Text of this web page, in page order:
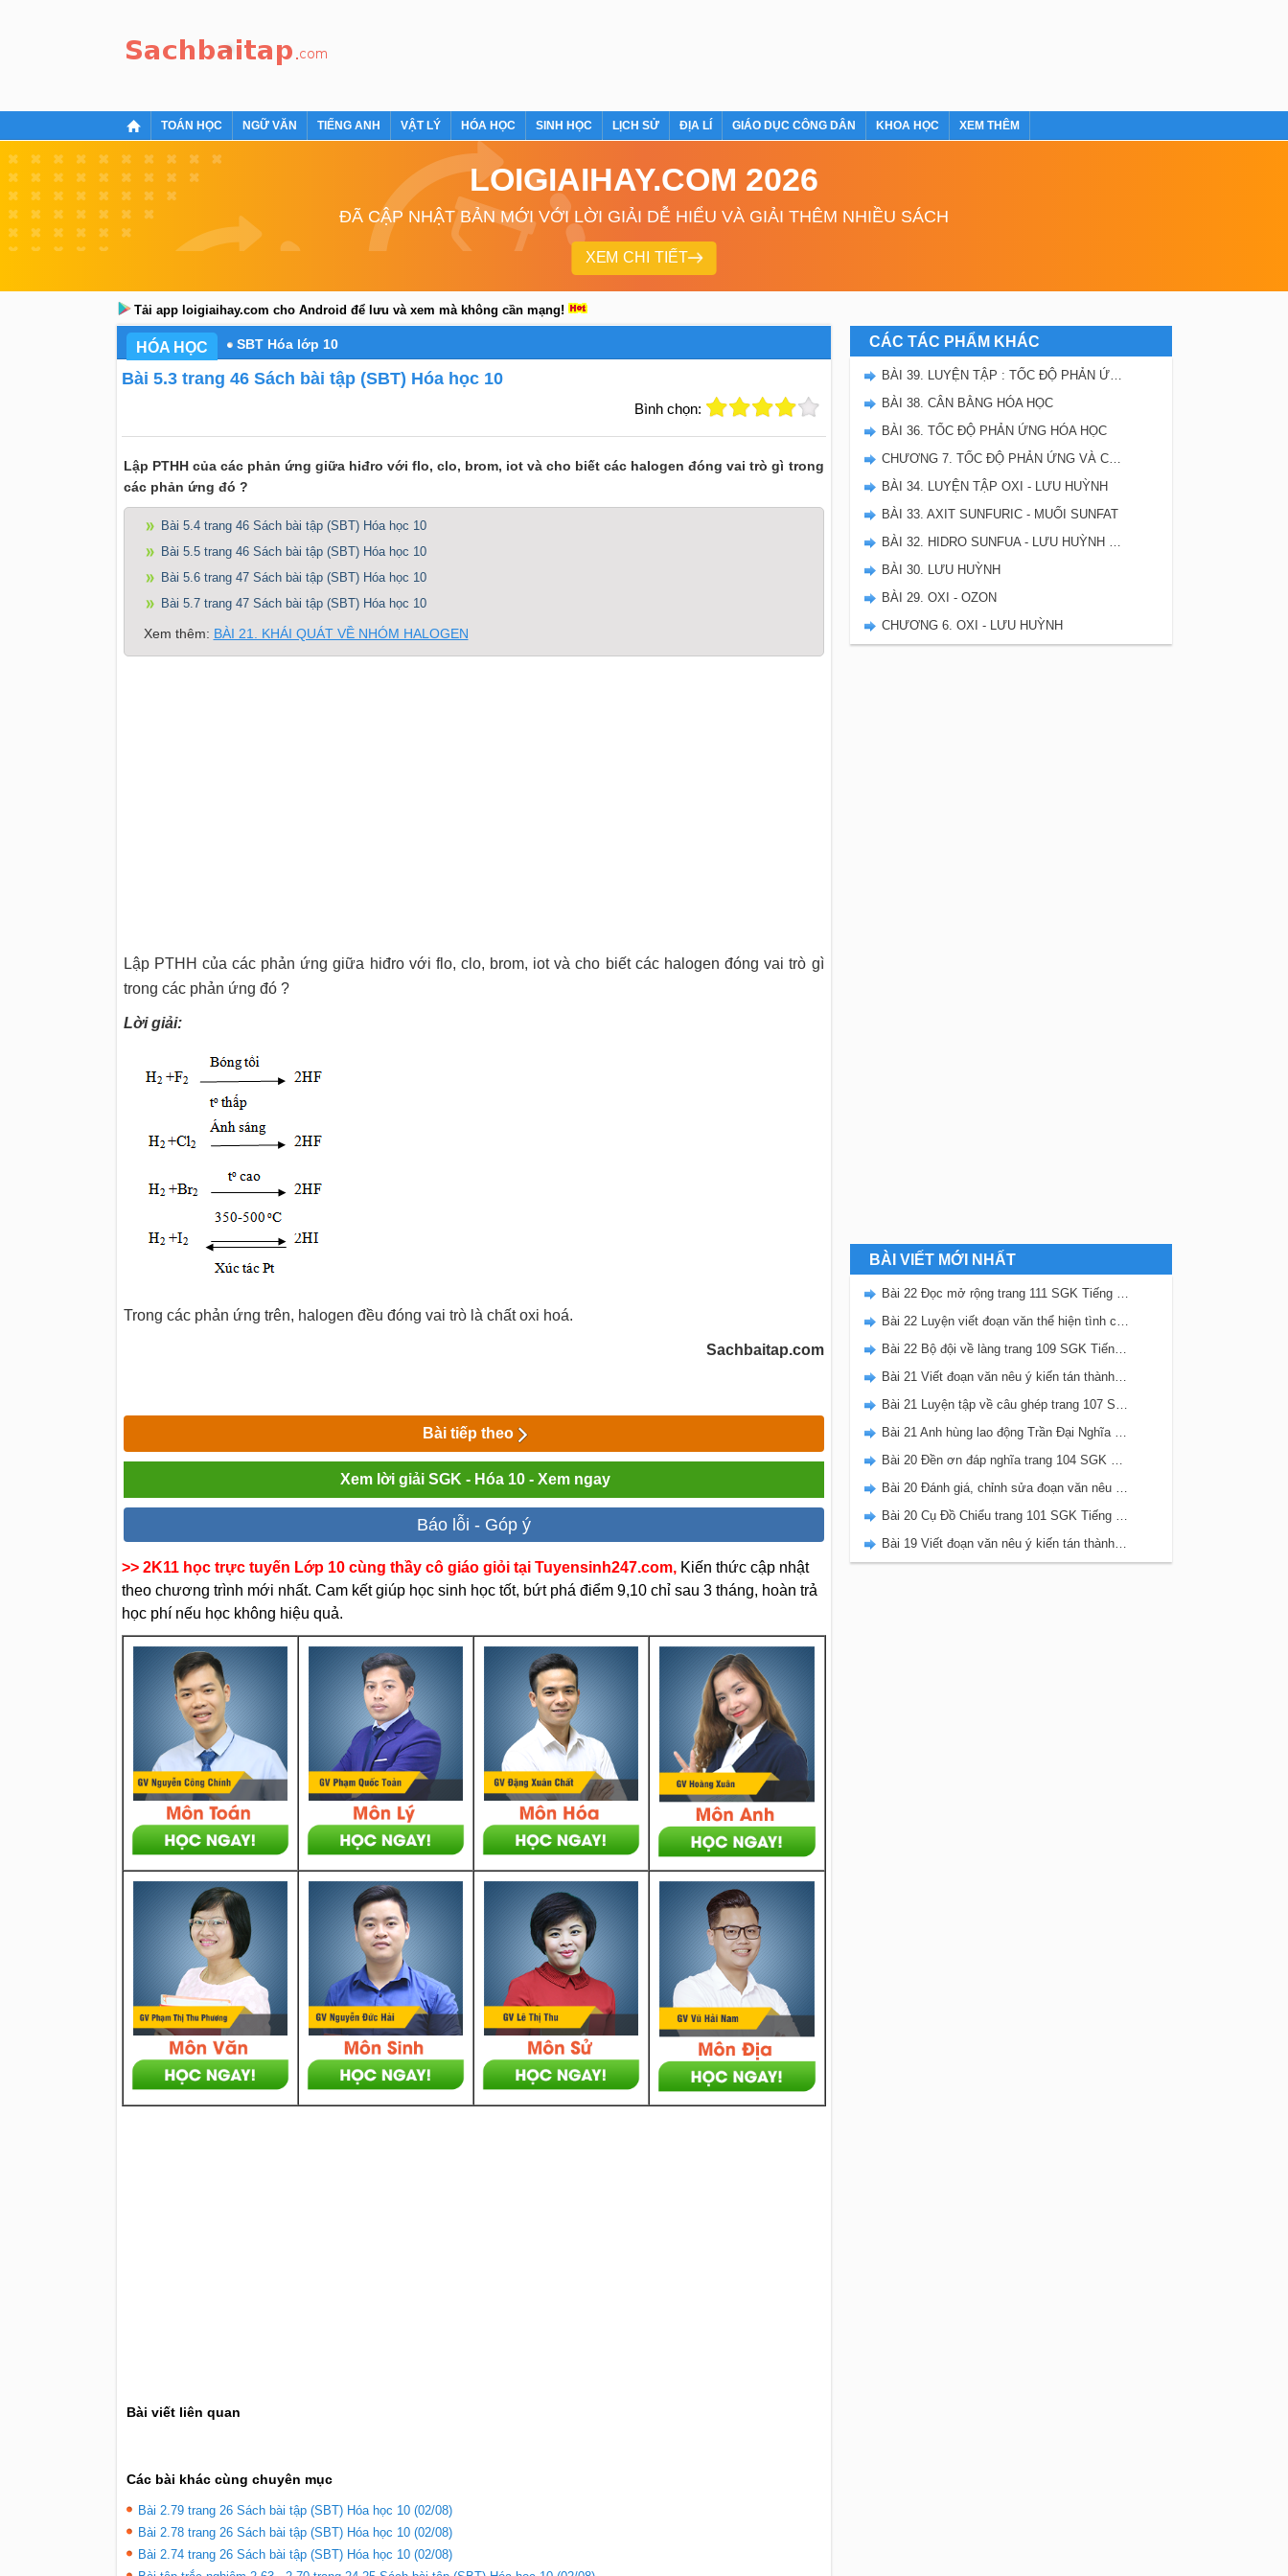
TOÁN HỌC NGỮ VĂN TIẾNG ANH VẬT LÝ HÓA HỌC SINH HỌC LỊCH SỬ ĐỊA LÍ GIÁO DỤC CÔNG DÂN KHOA HỌC XEM THÊM
LOIGIAIHAY.COM 2026
ĐÃ CẬP NHẬT BẢN MỚI VỚI LỜI GIẢI DỄ HIỂU VÀ GIẢI THÊM NHIỀU SÁCH
XEM CHI TIẾT
Tải app loigiaihay.com cho Android để lưu và xem mà không cần mạng!
HÓA HỌC SBT Hóa lớp 10
Bài 5.3 trang 46 Sách bài tập (SBT) Hóa học 10
Bình chọn:
Lập PTHH của các phản ứng giữa hiđro với flo, clo, brom, iot và cho biết các halogen đóng vai trò gì trong
các phản ứng đó ?
Bài 5.4 trang 46 Sách bài tập (SBT) Hóa học 10
Bài 5.5 trang 46 Sách bài tập (SBT) Hóa học 10
Bài 5.6 trang 47 Sách bài tập (SBT) Hóa học 10
Bài 5.7 trang 47 Sách bài tập (SBT) Hóa học 10
Xem thêm: BÀI 21. KHÁI QUÁT VỀ NHÓM HALOGEN
Lập PTHH của các phản ứng giữa hiđro với flo, clo, brom, iot và cho biết các halogen đóng vai trò gì
trong các phản ứng đó ?
Lời giải:
Trong các phản ứng trên, halogen đều đóng vai trò là chất oxi hoá.
Sachbaitap.com
Bài tiếp theo
Xem lời giải SGK - Hóa 10 - Xem ngay
Báo lỗi - Góp ý
>> 2K11 học trực tuyến Lớp 10 cùng thầy cô giáo giỏi tại Tuyensinh247.com,Kiến thức cập nhật
theo chương trình mới nhất. Cam kết giúp học sinh học tốt, bứt phá điểm 9,10 chỉ sau 3 tháng, hoàn trả
học phí nếu học không hiệu quả.
Bài viết liên quan
Các bài khác cùng chuyên mục
Bài 2.79 trang 26 Sách bài tập (SBT) Hóa học 10 (02/08)
Bài 2.78 trang 26 Sách bài tập (SBT) Hóa học 10 (02/08)
Bài 2.74 trang 26 Sách bài tập (SBT) Hóa học 10 (02/08)
CÁC TÁC PHẨM KHÁC
BÀI 39. LUYỆN TẬP : TỐC ĐỘ PHẢN ỨNG VÀ CÂN BẰNG HÓA HỌC
BÀI 38. CÂN BẰNG HÓA HỌC
BÀI 36. TỐC ĐỘ PHẢN ỨNG HÓA HỌC
CHƯƠNG 7. TỐC ĐỘ PHẢN ỨNG VÀ CÂN BẰNG HÓA HỌC - SBT HÓA 10
BÀI 34. LUYỆN TẬP OXI - LƯU HUỲNH
BÀI 33. AXIT SUNFURIC - MUỐI SUNFAT
BÀI 32. HIDRO SUNFUA - LƯU HUỲNH DIOXIT - LƯU HUYNH TRIOXIT
BÀI 30. LƯU HUỲNH
BÀI 29. OXI - OZON
CHƯƠNG 6. OXI - LƯU HUỲNH
BÀI VIẾT MỚI NHẤT
Bài 22 Đọc mở rộng trang 111 SGK Tiếng Việt 5 Kết nối tri thức tập 2
Bài 22 Luyện viết đoạn văn thể hiện tình cảm, cảm xúc về một sự việc trang 111 SGK Tiếng Việt 5 Kết nối tri thức tập 2
Bài 22 Bộ đội về làng trang 109 SGK Tiếng Việt 5 Kết nối tri thức tập 2
Bài 21 Viết đoạn văn nêu ý kiến tán thành một sự việc, hiện tượng (Bài viết số 2) trang 108 SGK Tiếng Việt 5 Kết nối tri thức tập 2
Bài 21 Luyện tập về câu ghép trang 107 SGK Tiếng Việt 5 Kết nối tri thức tập 2
Bài 21 Anh hùng lao động Trần Đại Nghĩa trang 106 SGK Tiếng Việt 5 Kết nối tri thức tập 2
Bài 20 Đền ơn đáp nghĩa trang 104 SGK Tiếng Việt 5 Kết nối tri thức tập 2
Bài 20 Đánh giá, chỉnh sửa đoạn văn nêu ý kiến tán thành một sự vật, hiện tượng trang 103 SGK Tiếng Việt 5 Kết nối tri thức tập 2
Bài 20 Cụ Đồ Chiểu trang 101 SGK Tiếng Việt 5 Kết nối tri thức tập 2
Bài 19 Viết đoạn văn nêu ý kiến tán thành một sự việc, hiện tượng (Bài viết số 1) trang 100 SGK Tiếng Việt 5 Kết nối tri thức tập 2